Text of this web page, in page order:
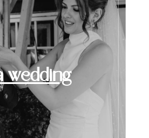
wedding